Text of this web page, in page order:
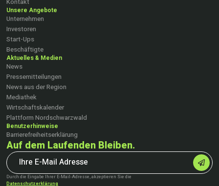
Unsere Angebote
Unternehmen
Investoren
Start-Ups
Beschäftigte
Aktuelles & Medien
News
Pressemitteilungen
News aus der Region
Mediathek
Wirtschaftskalender
Plattform Nordschwarzwald
Benutzerhinweise
Barrierefreiheitserklärung
Auf dem Laufenden Bleiben.
Durch die Eingabe Ihrer E-Mail-Adresse, akzeptieren Sie die
Datenschutzerklärung